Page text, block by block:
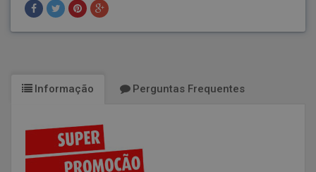
Informação Perguntas Frequentes